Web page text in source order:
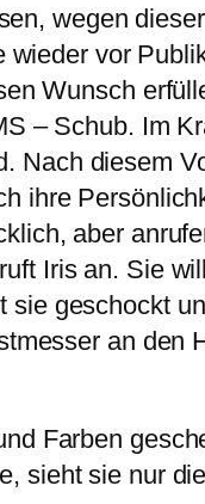
wegen
vor
Wunsch
– Schub. Im
Nach diesem
ihre
aber
Iris an. Sie
geschockt
an den
Farben
sieht sie nur